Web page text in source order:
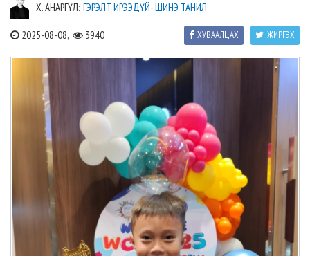
Х. АНАРГҮЛ: ГЭРЭЛТ ИРЭЭДҮЙ- ШИНЭ ТАНИЛ
2025-08-08, 3940 ЖИРГЭХ
ХУВААЛЦАХ